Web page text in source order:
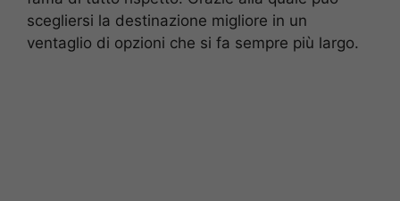
scegliersi la destinazione migliore in un
ventaglio di opzioni che si fa sempre più largo.